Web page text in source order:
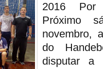
2016 Por
Próximo
novembro,
do
disputar